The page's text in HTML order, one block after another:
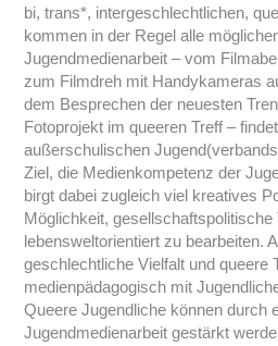
bi, trans*, intergeschlechtlichen,
kommen in der Regel alle
Jugendmedienarbeit – vom
zum Filmdreh mit Handykameras
dem Besprechen der neuesten
Fotoprojekt im queeren Treff –
außerschulischen
Ziel, die Medienkompetenz der
birgt dabei zugleich viel kreatives
Möglichkeit, gesellschaftspolitische
lebensweltorientiert zu bearbeiten.
geschlechtliche Vielfalt und queere
medienpädagogisch mit
Queere Jugendliche können durch
Jugendmedienarbeit gestärkt